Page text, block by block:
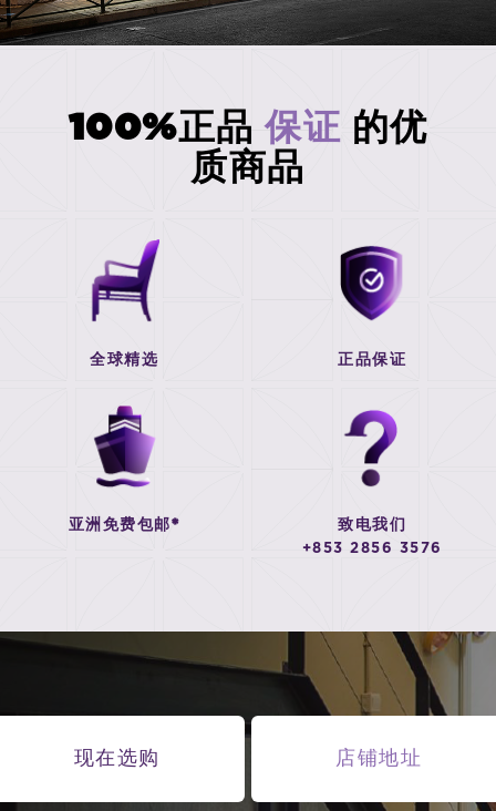
100%正品保证 的优
质商品
全球精选 正品保证
亚洲免费包邮* 致电我们
+853 2856 3576
现在选购 店铺地址